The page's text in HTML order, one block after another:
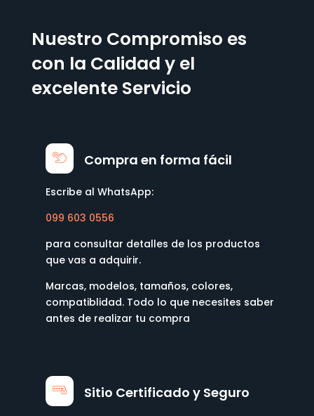
Nuestro Compromiso es
con la Calidad y el
excelente Servicio
Compra en forma fácil
Escribe al WhatsApp:
099 603 0556
para consultar detalles de los productos
que vas a adquirir.
Marcas, modelos, tamaños, colores,
compatiblidad. Todo lo que necesites saber
antes de realizar tu compra
Sitio Certificado y Seguro